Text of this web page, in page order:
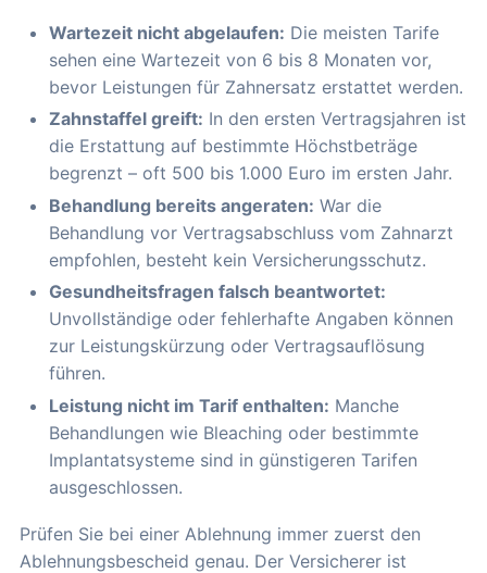
Wartezeit nicht abgelaufen: Die meisten Tarife
sehen eine Wartezeit von 6 bis 8 Monaten vor,
bevor Leistungen für Zahnersatz erstattet werden.
Zahnstaffel greift: In den ersten Vertragsjahren ist
die Erstattung auf bestimmte Höchstbeträge
begrenzt – oft 500 bis 1.000 Euro im ersten Jahr.
Behandlung bereits angeraten: War die
Behandlung vor Vertragsabschluss vom Zahnarzt
empfohlen, besteht kein Versicherungsschutz.
Gesundheitsfragen falsch beantwortet:
Unvollständige oder fehlerhafte Angaben können
zur Leistungskürzung oder Vertragsauflösung
führen.
Leistung nicht im Tarif enthalten: Manche
Behandlungen wie Bleaching oder bestimmte
Implantatsysteme sind in günstigeren Tarifen
ausgeschlossen.
Prüfen Sie bei einer Ablehnung immer zuerst den
Ablehnungsbescheid genau. Der Versicherer ist